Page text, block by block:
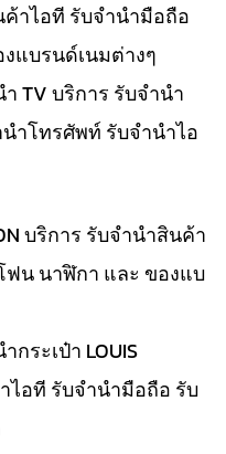
าไอที รับจำนำมือถือ
แบรนด์เนมต่างๆ
TV บริการ รับจำนำ
ำโทรศัพท์ รับจำนำไอ
บริการ รับจำนำสินค้า
น นาฬิกา และ ของแบ
ระเป๋า LOUIS
ไอที รับจำนำมือถือ รับ